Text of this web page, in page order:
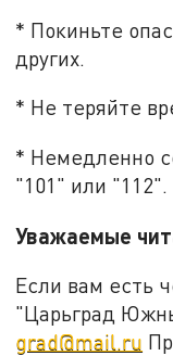
* Покиньте
других.
* Не теряйте
* Немедленно
"101" или "112".
Уважаемые
Если вам есть
"Царьград
grad@mail.ru